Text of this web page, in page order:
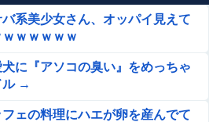
バ系美少女さん、オッパイ見えて
ｗｗｗｗｗ
犬に『アソコの臭い』をめっちゃ
ル →
フェの料理にハエが卵を産んでて